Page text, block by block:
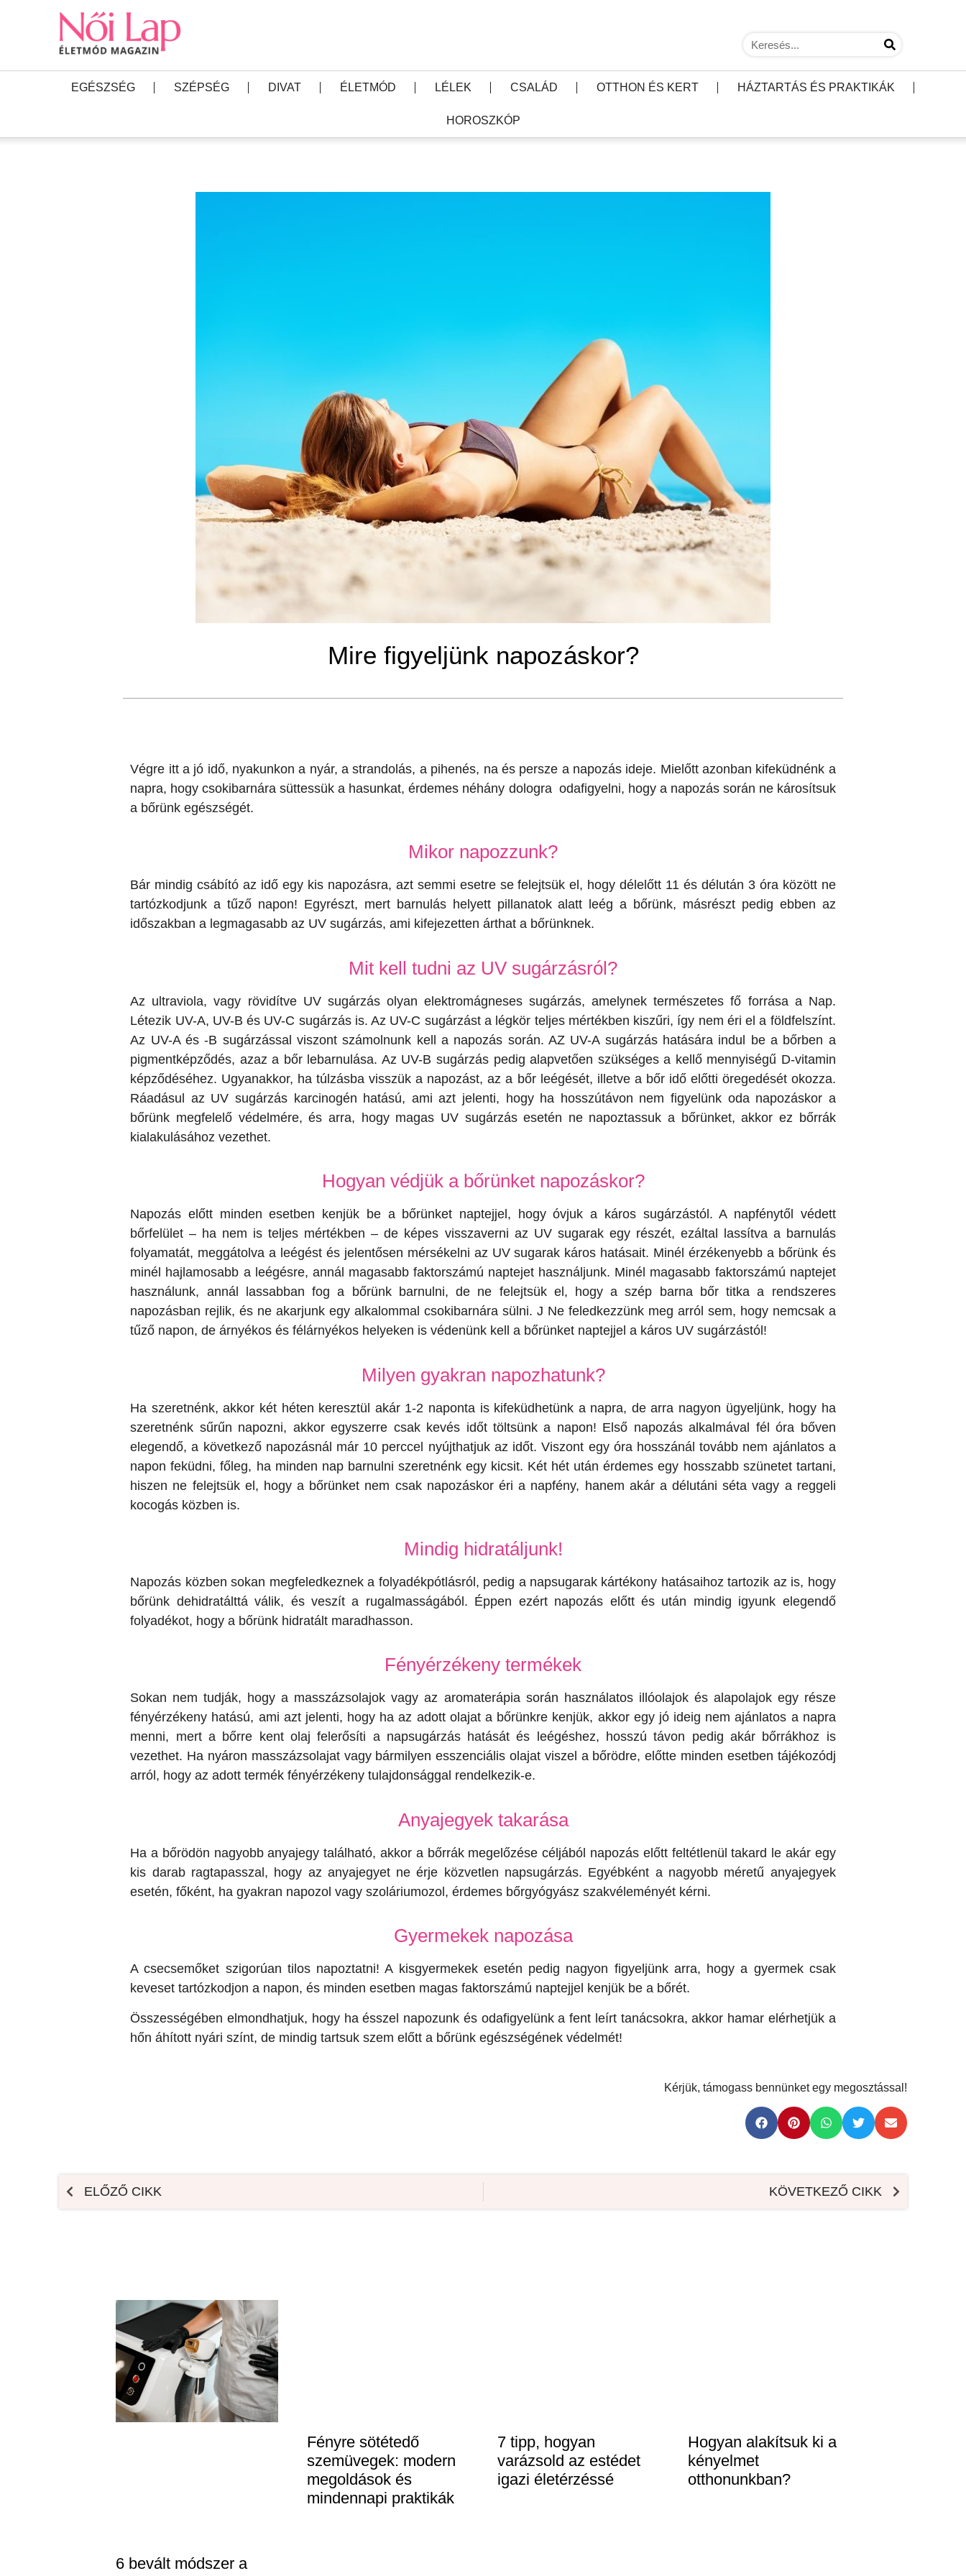
EGÉSZSÉG SZÉPSÉG DIVAT ÉLETMÓD LÉLEK CSALÁD OTTHON ÉS KERT HÁZTARTÁS ÉS PRAKTIKÁK
HOROSZKÓP
Mire figyeljünk napozáskor?
Végre itt a jó idő, nyakunkon a nyár, a strandolás, a pihenés, na és persze a napozás ideje. Mielőtt azonban kifeküdnénk a
napra, hogy csokibarnára süttessük a hasunkat, érdemes néhány dologra odafigyelni, hogy a napozás során ne károsítsuk
a bőrünk egészségét.
Mikor napozzunk?
Bár mindig csábító az idő egy kis napozásra, azt semmi esetre se felejtsük el, hogy délelőtt 11 és délután 3 óra között ne
tartózkodjunk a tűző napon! Egyrészt, mert barnulás helyett pillanatok alatt leég a bőrünk, másrészt pedig ebben az
időszakban a legmagasabb az UV sugárzás, ami kifejezetten árthat a bőrünknek.
Mit kell tudni az UV sugárzásról?
Az ultraviola, vagy rövidítve UV sugárzás olyan elektromágneses sugárzás, amelynek természetes fő forrása a Nap.
Létezik UV-A, UV-B és UV-C sugárzás is. Az UV-C sugárzást a légkör teljes mértékben kiszűri, így nem éri el a földfelszínt.
Az UV-A és -B sugárzással viszont számolnunk kell a napozás során. AZ UV-A sugárzás hatására indul be a bőrben a
pigmentképződés, azaz a bőr lebarnulása. Az UV-B sugárzás pedig alapvetően szükséges a kellő mennyiségű D-vitamin
képződéséhez. Ugyanakkor, ha túlzásba visszük a napozást, az a bőr leégését, illetve a bőr idő előtti öregedését okozza.
Ráadásul az UV sugárzás karcinogén hatású, ami azt jelenti, hogy ha hosszútávon nem figyelünk oda napozáskor a
bőrünk megfelelő védelmére, és arra, hogy magas UV sugárzás esetén ne napoztassuk a bőrünket, akkor ez bőrrák
kialakulásához vezethet.
Hogyan védjük a bőrünket napozáskor?
Napozás előtt minden esetben kenjük be a bőrünket naptejjel, hogy óvjuk a káros sugárzástól. A napfénytől védett
bőrfelület – ha nem is teljes mértékben – de képes visszaverni az UV sugarak egy részét, ezáltal lassítva a barnulás
folyamatát, meggátolva a leégést és jelentősen mérsékelni az UV sugarak káros hatásait. Minél érzékenyebb a bőrünk és
minél hajlamosabb a leégésre, annál magasabb faktorszámú naptejet használjunk. Minél magasabb faktorszámú naptejet
használunk, annál lassabban fog a bőrünk barnulni, de ne felejtsük el, hogy a szép barna bőr titka a rendszeres
napozásban rejlik, és ne akarjunk egy alkalommal csokibarnára sülni. J Ne feledkezzünk meg arról sem, hogy nemcsak a
tűző napon, de árnyékos és félárnyékos helyeken is védenünk kell a bőrünket naptejjel a káros UV sugárzástól!
Milyen gyakran napozhatunk?
Ha szeretnénk, akkor két héten keresztül akár 1-2 naponta is kifeküdhetünk a napra, de arra nagyon ügyeljünk, hogy ha
szeretnénk sűrűn napozni, akkor egyszerre csak kevés időt töltsünk a napon! Első napozás alkalmával fél óra bőven
elegendő, a következő napozásnál már 10 perccel nyújthatjuk az időt. Viszont egy óra hosszánál tovább nem ajánlatos a
napon feküdni, főleg, ha minden nap barnulni szeretnénk egy kicsit. Két hét után érdemes egy hosszabb szünetet tartani,
hiszen ne felejtsük el, hogy a bőrünket nem csak napozáskor éri a napfény, hanem akár a délutáni séta vagy a reggeli
kocogás közben is.
Mindig hidratáljunk!
Napozás közben sokan megfeledkeznek a folyadékpótlásról, pedig a napsugarak kártékony hatásaihoz tartozik az is, hogy
bőrünk dehidratálttá válik, és veszít a rugalmasságából. Éppen ezért napozás előtt és után mindig igyunk elegendő
folyadékot, hogy a bőrünk hidratált maradhasson.
Fényérzékeny termékek
Sokan nem tudják, hogy a masszázsolajok vagy az aromaterápia során használatos illóolajok és alapolajok egy része
fényérzékeny hatású, ami azt jelenti, hogy ha az adott olajat a bőrünkre kenjük, akkor egy jó ideig nem ajánlatos a napra
menni, mert a bőrre kent olaj felerősíti a napsugárzás hatását és leégéshez, hosszú távon pedig akár bőrrákhoz is
vezethet. Ha nyáron masszázsolajat vagy bármilyen esszenciális olajat viszel a bőrödre, előtte minden esetben tájékozódj
arról, hogy az adott termék fényérzékeny tulajdonsággal rendelkezik-e.
Anyajegyek takarása
Ha a bőrödön nagyobb anyajegy található, akkor a bőrrák megelőzése céljából napozás előtt feltétlenül takard le akár egy
kis darab ragtapasszal, hogy az anyajegyet ne érje közvetlen napsugárzás. Egyébként a nagyobb méretű anyajegyek
esetén, főként, ha gyakran napozol vagy szoláriumozol, érdemes bőrgyógyász szakvéleményét kérni.
Gyermekek napozása
A csecsemőket szigorúan tilos napoztatni! A kisgyermekek esetén pedig nagyon figyeljünk arra, hogy a gyermek csak
keveset tartózkodjon a napon, és minden esetben magas faktorszámú naptejjel kenjük be a bőrét.
Összességében elmondhatjuk, hogy ha ésszel napozunk és odafigyelünk a fent leírt tanácsokra, akkor hamar elérhetjük a
hőn áhított nyári színt, de mindig tartsuk szem előtt a bőrünk egészségének védelmét!
Kérjük, támogass bennünket egy megosztással!
ELŐZŐ CIKK KÖVETKEZŐ CIKK
6 bevált módszer a
Fényre sötétedő
szemüvegek: modern
megoldások és
mindennapi praktikák
7 tipp, hogyan
varázsold az estédet
igazi életérzéssé
Hogyan alakítsuk ki a
kényelmet
otthonunkban?